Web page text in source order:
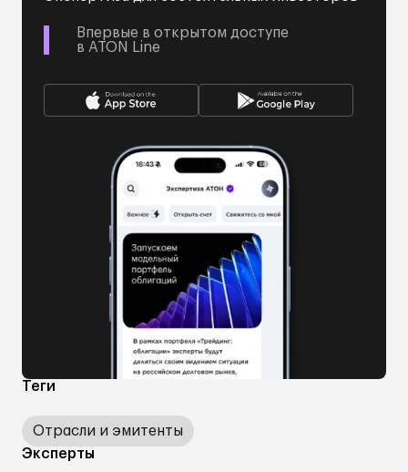
Теги
Отрасли и эмитенты
Эксперты
Впервые в открытом доступе
в ATON Line